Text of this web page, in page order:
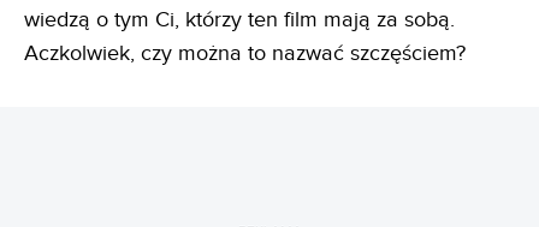
wiedzą o tym Ci, którzy ten film mają za sobą.
Aczkolwiek, czy można to nazwać szczęściem?